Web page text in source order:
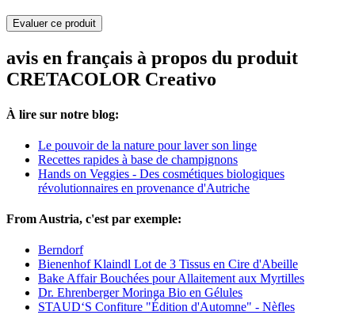
Evaluer ce produit
avis en français à propos du produit
CRETACOLOR Creativo
À lire sur notre blog:
Le pouvoir de la nature pour laver son linge
Recettes rapides à base de champignons
Hands on Veggies - Des cosmétiques biologiques
révolutionnaires en provenance d'Autriche
From Austria, c'est par exemple:
Berndorf
Bienenhof Klaindl Lot de 3 Tissus en Cire d'Abeille
Bake Affair Bouchées pour Allaitement aux Myrtilles
Dr. Ehrenberger Moringa Bio en Gélules
STAUD‘S Confiture "Édition d'Automne" - Nèfles